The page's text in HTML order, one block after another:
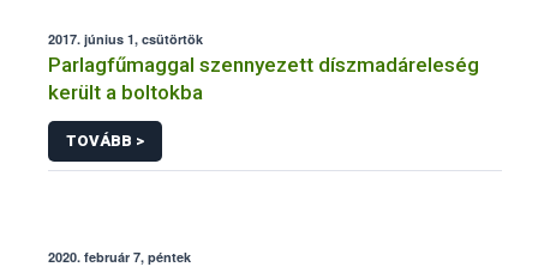
2017. június 1, csütörtök
Parlagfűmaggal szennyezett díszmadáreleség
került a boltokba
TOVÁBB >
2020. február 7, péntek